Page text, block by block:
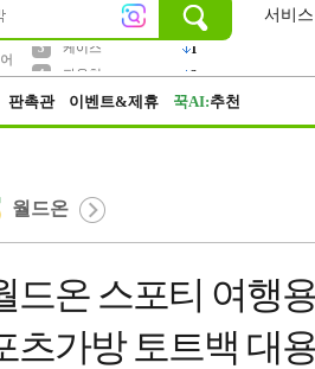
4
파우치
서비스
판촉관 이벤트&제휴 꾹AI:추천
월드온
드온 스포티 여행
츠가방 토트백 대